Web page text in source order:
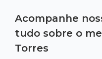
Acompanhe
tudo sobre o
Torres